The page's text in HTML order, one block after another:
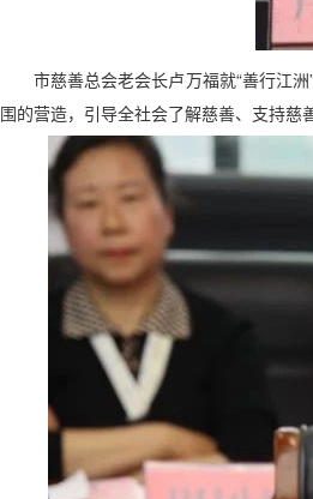
市慈善总会老会长卢万福就“善行江
围的营造，引导全社会了解慈善、支持慈